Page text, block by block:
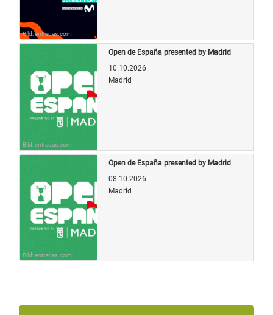
Bild: entradas.com
Bild: entradas.com
Open de España presented by Madrid
10.10.2026
Madrid
Bild: entradas.com
Open de España presented by Madrid
08.10.2026
Madrid